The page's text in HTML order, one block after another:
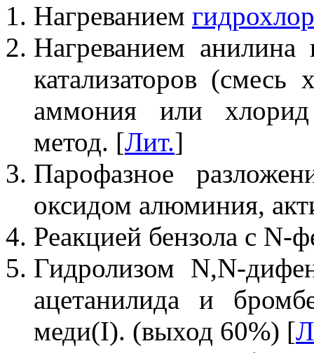
Нагреванием
Нагреванием
катализаторов
аммония или
метод. [Лит.]
Парофазное
оксидом алюминия,
Реакцией бензола с N-
Гидролизом N,N-
ацетанилида и
меди(I). (выход 60%) [